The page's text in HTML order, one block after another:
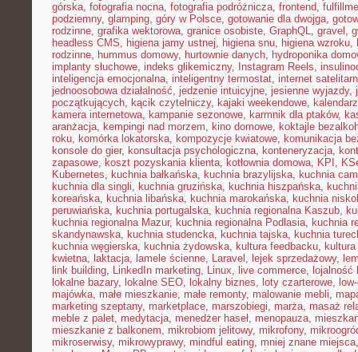
górska, fotografia nocna, fotografia podróżnicza, frontend,
podziemny, glamping, góry w Polsce, gotowanie dla dwojga,
rodzinne, grafika wektorowa, granice osobiste, GraphQL, gravel ,
headless CMS, higiena jamy ustnej, higiena snu, higiena wzroku,
rodzinne, hummus domowy, hurtownie danych, hydroponika
implanty słuchowe, indeks glikemiczny, Instagram Reels,
inteligencja emocjonalna, inteligentny termostat, internet
jednoosobowa działalność, jedzenie intuicyjne, jesienne wyjazdy,
początkujących, kącik czytelniczy, kajaki weekendowe,
kamera internetowa, kampanie sezonowe, karmnik dla ptaków,
aranżacja, kempingi nad morzem, kino domowe, koktajle
roku, komórka lokatorska, kompozycje kwiatowe, komunikacja
konsole do gier, konsultacja psychologiczna, konteneryzacja,
zapasowe, koszt pozyskania klienta, kotłownia domowa, KPI ,
Kubernetes, kuchnia bałkańska, kuchnia brazylijska, kuchnia
kuchnia dla singli, kuchnia gruzińska, kuchnia hiszpańska,
koreańska, kuchnia libańska, kuchnia marokańska, kuchnia
peruwiańska, kuchnia portugalska, kuchnia regionalna Kaszub,
kuchnia regionalna Mazur, kuchnia regionalna Podlasia, kuchnia
skandynawska, kuchnia studencka, kuchnia tajska, kuchnia
kuchnia węgierska, kuchnia żydowska, kultura feedbacku,
kwietna, laktacja, lamele ścienne, Laravel , lejek sprzedażowy,
link building, LinkedIn marketing, Linux, live commerce, lojalność
lokalne bazary, lokalne SEO, lokalny biznes, loty czarterowe,
majówka, małe mieszkanie, małe remonty, malowanie mebli,
marketing szeptany, marketplace, marszobiegi, marża, masaż
meble z palet, medytacja, menedżer haseł, menopauza,
mieszkanie z balkonem, mikrobiom jelitowy, mikrofony,
mikroserwisy, mikrowyprawy, mindful eating, mniej znane miejsca